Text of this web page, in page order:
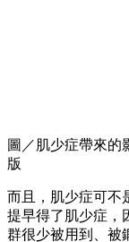
圖／肌少症帶來的
版
而且，肌少症可不
提早得了肌少症，
群很少被用到、被